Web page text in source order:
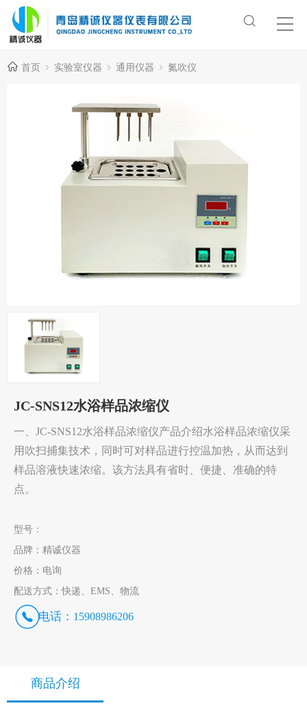
首页 实验室仪器 通用仪器 氮吹仪
JC-SNS12水浴样品浓缩仪
一、JC-SNS12水浴样品浓缩仪产品介绍水浴样品浓缩仪采
用吹扫捕集技术，同时可对样品进行控温加热，从而达到
样品溶液快速浓缩。该方法具有省时、便捷、准确的特
点。
型号：
品牌： 精诚仪器
价格： 电询
配送方式：快递、EMS、物流
电话： 15908986206
商品介绍